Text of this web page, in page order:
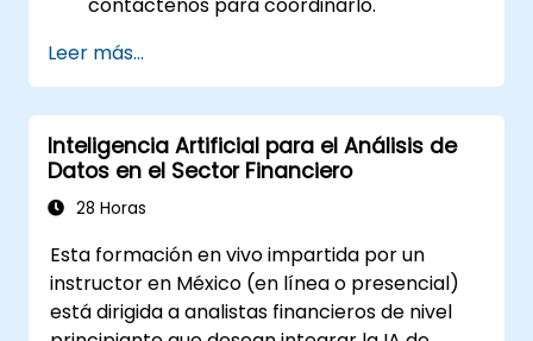
Leer más...
Inteligencia Artificial para el Análisis de
Datos en el Sector Financiero
28 Horas
Esta formación en vivo impartida por un
instructor en México (en línea o presencial)
está dirigida a analistas financieros de nivel